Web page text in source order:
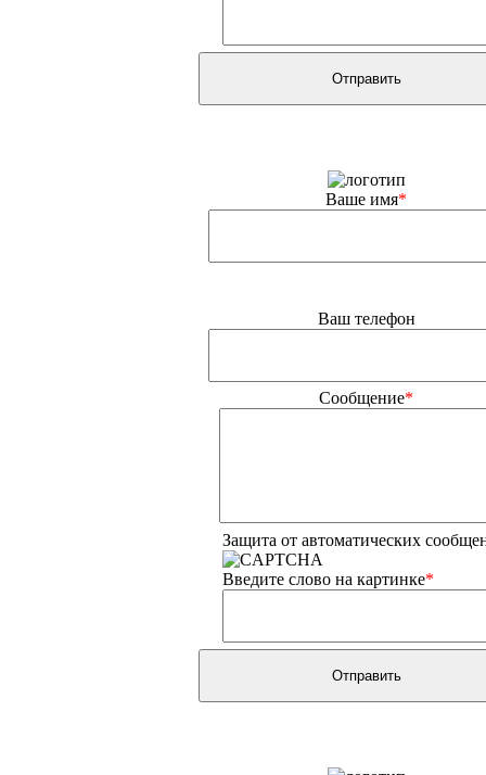
Ваше имя*
Ваш телефон
Сообщение*
Защита от автоматических
Введите слово на картинке*